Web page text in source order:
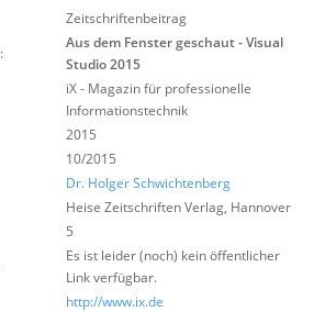
Zeitschriftenbeitrag
Aus dem Fenster geschaut - Visual
Studio 2015
iX - Magazin für professionelle
Informationstechnik
2015
10/2015
Dr. Holger Schwichtenberg
Heise Zeitschriften Verlag, Hannover
5
Es ist leider (noch) kein öffentlicher
Link verfügbar.
http://www.ix.de